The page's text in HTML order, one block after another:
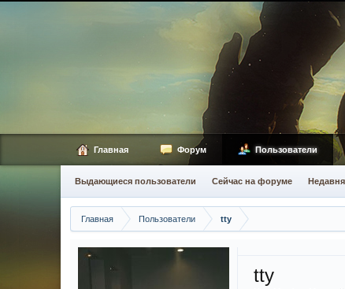
Главная Пользователи tty
tty
Главная Форум Пользователи
Выдающиеся пользователи Сейчас на форуме